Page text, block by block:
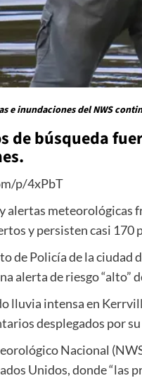
e inundaciones del NWS
de búsqueda
p/4xPbT
alertas meteorológicas
y persisten casi 170
de Policía de la ciudad
alerta de riesgo “alto”
lluvia intensa en
desplegados por
Nacional
Unidos, donde “las